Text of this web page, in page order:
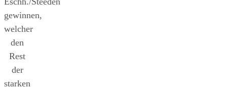
gewinnen,
welcher
den
Rest
der
starken